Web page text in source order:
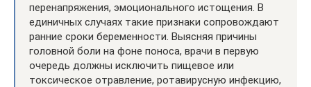
перенапряжения, эмоционального истощения. В
единичных случаях такие признаки сопровождают
ранние сроки беременности. Выясняя причины
головной боли на фоне поноса, врачи в первую
очередь должны исключить пищевое или
токсическое отравление, ротавирусную инфекцию,